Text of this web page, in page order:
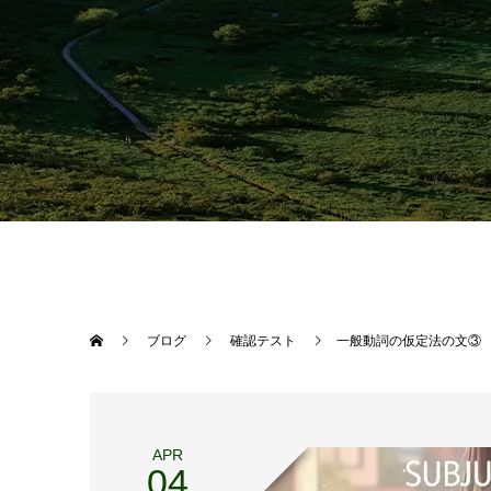
ブログ 確認テスト 一般動詞の仮定法の文③
APR
04